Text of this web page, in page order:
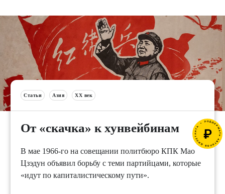
Статьи Азия XX век
От «скачка» к хунвейбинам
В мае 1966-го на совещании политбюро КПК Мао
Цзэдун объявил борьбу с теми партийцами, которые
«идут по капиталистическому пути».